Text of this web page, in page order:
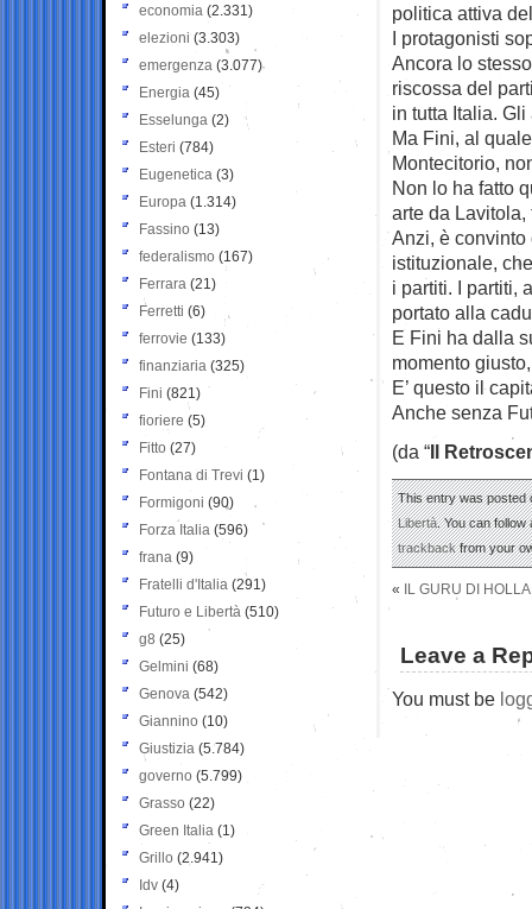
politica attiva
I protagonisti
Ancora lo
riscossa del
in tutta Italia.
Ma Fini, al
Montecitorio,
Non lo ha fatto
arte da
Anzi, è convinto
istituzionale,
i partiti. I partiti,
portato alla
E Fini ha dalla
momento
E’ questo il
Anche senza
(da “Il
This entry was posted
Libertà. You can
trackbackfrom your
« IL GURU DI
Leave a
You must be
economia (2.331)
elezioni (3.303)
emergenza (3.077)
Energia (45)
Esselunga (2)
Esteri (784)
Eugenetica (3)
Europa (1.314)
Fassino (13)
federalismo (167)
Ferrara (21)
Ferretti (6)
ferrovie (133)
finanziaria (325)
Fini (821)
fioriere (5)
Fitto (27)
Fontana di Trevi (1)
Formigoni (90)
Forza Italia (596)
frana (9)
Fratelli d'Italia (291)
Futuro e Libertà (510)
g8 (25)
Gelmini (68)
Genova (542)
Giannino (10)
Giustizia (5.784)
governo (5.799)
Grasso (22)
Green Italia (1)
Grillo (2.941)
Idv (4)